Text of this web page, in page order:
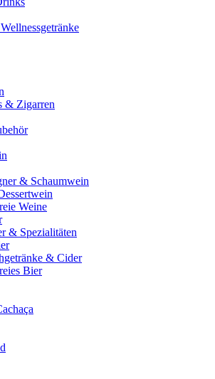
& Zigarren
& Schaumwein
Weine
& Spezialitäten
& Cider
Bier